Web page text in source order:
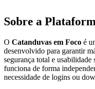
Sobre a
O Catanduvas em Foco é
desenvolvido para garantir
segurança total e usabilidade
funciona de forma
necessidade de logins ou